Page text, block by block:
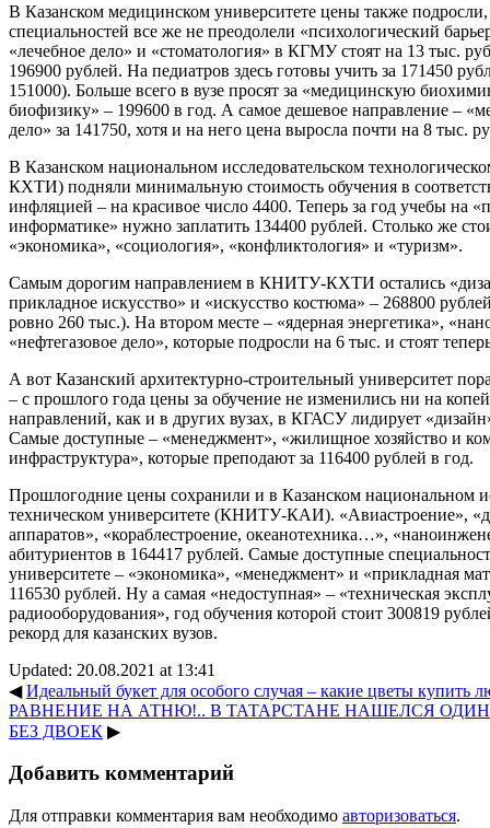
В Казанском медицинском университете цены также
специальностей все же не преодолели «психологический
«лечебное дело» и «стоматология» в КГМУ стоят на 13 тыс.
196900 рублей. На педиатров здесь готовы учить за 171450
151000). Больше всего в вузе просят за «медицинскую
биофизику» – 199600 в год. А самое дешевое направление –
дело» за 141750, хотя и на него цена выросла почти на 8 тыс.
В Казанском национальном исследовательском
КХТИ) подняли минимальную стоимость обучения в
инфляцией – на красивое число 4400. Теперь за год учебы на
информатике» нужно заплатить 134400 рублей. Столько же
«экономика», «социология», «конфликтология» и «туризм».
Самым дорогим направлением в КНИТУ-КХТИ остались
прикладное искусство» и «искусство костюма» – 268800
ровно 260 тыс.). На втором месте – «ядерная энергетика»,
«нефтегазовое дело», которые подросли на 6 тыс. и стоят
А вот Казанский архитектурно-строительный университет
– с прошлого года цены за обучение не изменились ни на
направлений, как и в других вузах, в КГАСУ лидирует
Самые доступные – «менеджмент», «жилищное хозяйство и
инфраструктура», которые преподают за 116400 рублей в год.
Прошлогодние цены сохранили и в Казанском национальном
техническом университете (КНИТУ-КАИ). «Авиастроение»,
аппаратов», «кораблестроение, океанотехника…»,
абитуриентов в 164417 рублей. Самые доступные
университете – «экономика», «менеджмент» и «прикладная
116530 рублей. Ну а самая «недоступная» – «техническая
радиооборудования», год обучения которой стоит 300819
рекорд для казанских вузов.
Updated: 20.08.2021 at 13:41
◀Идеальный букет для особого случая – какие цветы купить
РАВНЕНИЕ НА АТНЮ!.. В ТАТАРСТАНЕ НАШЕЛСЯ ОДИН
БЕЗ ДВОЕК ▶
Добавить комментарий
Для отправки комментария вам необходимо авторизоваться.